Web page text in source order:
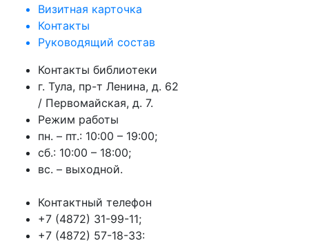
Визитная карточка
Контакты
Руководящий состав
Контакты библиотеки
г. Тула, пр-т Ленина, д. 62
/ Первомайская, д. 7.
Режим работы
пн. – пт.: 10:00 – 19:00;
сб.: 10:00 – 18:00;
вс. – выходной.
Контактный телефон
+7 (4872) 31-99-11;
+7 (4872) 57-18-33: